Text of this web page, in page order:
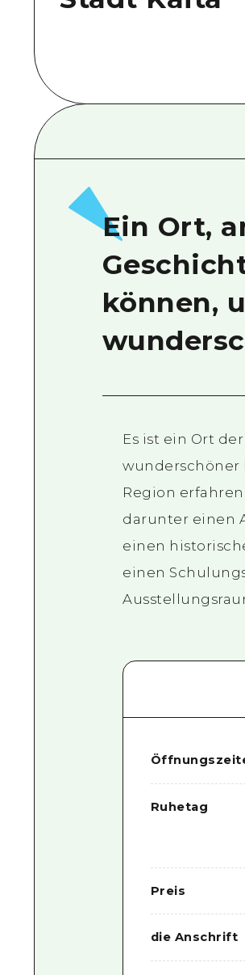
Ein Ort,
können,
Es ist ein Ort
wunderschöner
Region
darunter einen
einen
einen
Ruhetag
Preis
die Anschrift